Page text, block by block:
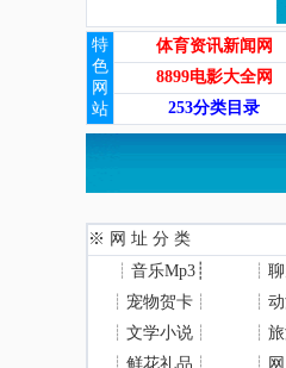
特
色
网
站
体育资讯新闻网
8899电影大全网
253分类目录
※ 网 址 分 类
┊ 音乐Mp3 ┊ ┊
┊ 宠物贺卡 ┊ ┊
┊ 文学小说 ┊ ┊
┊ 鲜花礼品 ┊ ┊